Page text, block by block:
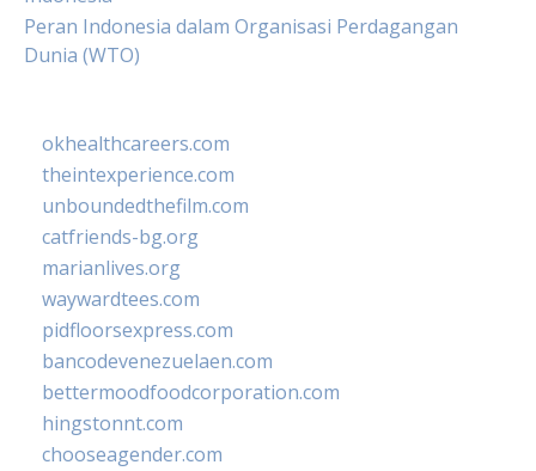
Peran Indonesia dalam Organisasi Perdagangan
Dunia (WTO)
okhealthcareers.com
theintexperience.com
unboundedthefilm.com
catfriends-bg.org
marianlives.org
waywardtees.com
pidfloorsexpress.com
bancodevenezuelaen.com
bettermoodfoodcorporation.com
hingstonnt.com
chooseagender.com